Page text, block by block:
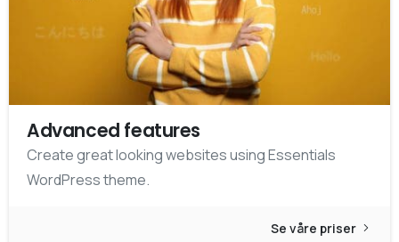
Advanced features
Create great looking websites using Essentials
WordPress theme.
Se våre priser